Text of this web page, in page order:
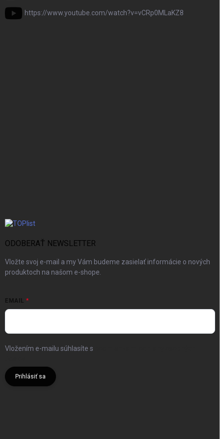
https://www.youtube.com/watch?v=vCRp0MLaKZ8
ODOBERAŤ NEWSLETTER
Vložte svoj e-mail a my Vám budeme zasielať informácie o nových
produktoch na našom e-shope.
EMAIL
Vložením e-mailu súhlasíte s
Prihlásiť sa